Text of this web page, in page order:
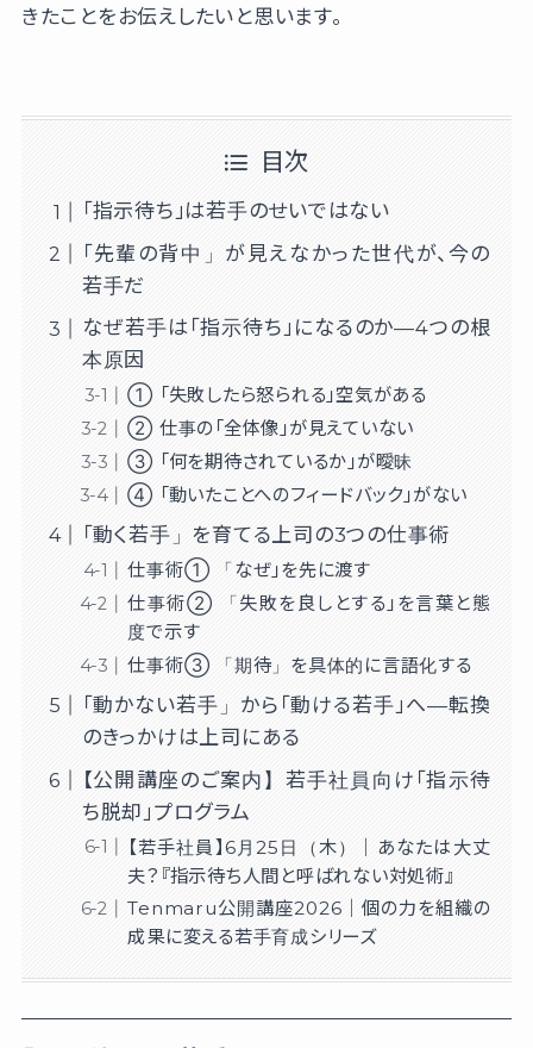
きたことをお伝えしたいと思います。
目次
「指示待ち」は若手のせいではない
「先輩の背中」が見えなかった世代が、今の
若手だ
なぜ若手は「指示待ち」になるのか—4つの根
本原因
① 「失敗したら怒られる」空気がある
② 仕事の「全体像」が見えていない
③ 「何を期待されているか」が曖昧
④ 「動いたことへのフィードバック」がない
「動く若手」を育てる上司の3つの仕事術
仕事術① 「なぜ」を先に渡す
仕事術② 「失敗を良しとする」を言葉と態
度で示す
仕事術③ 「期待」を具体的に言語化する
「動かない若手」から「動ける若手」へ—転換
のきっかけは上司にある
【公開講座のご案内】若手社員向け「指示待
ち脱却」プログラム
【若手社員】6月25日（木）｜あなたは大丈
夫？『指示待ち人間と呼ばれない対処術』
Tenmaru公開講座2026｜個の力を組織の
成果に変える若手育成シリーズ